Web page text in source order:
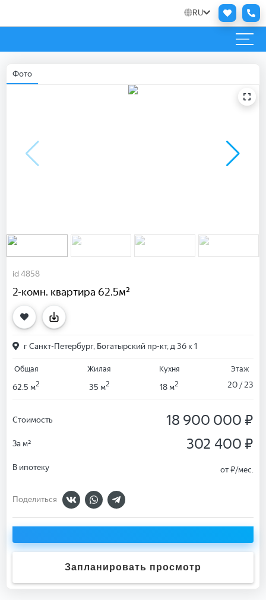
RU
Фото
id 4858
2-комн. квартира 62.5м²
г Санкт-Петербург, Богатырский пр-кт, д 36 к 1
Общая
62.5 м2
Жилая
35 м2
Кухня
18 м2
Этаж
20 / 23
Стоимость 18 900 000 ₽
За м² 302 400 ₽
В ипотеку от₽/мес.
Поделиться
Запланировать просмотр